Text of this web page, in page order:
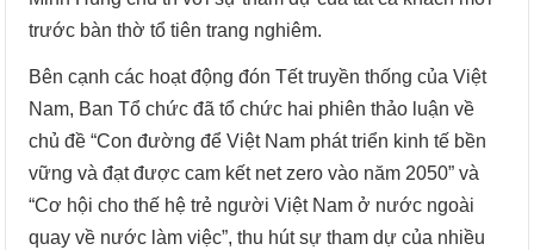
trước bàn thờ tổ tiên trang nghiêm.
Bên cạnh các hoạt động đón Tết truyền thống của Việt
Nam, Ban Tổ chức đã tổ chức hai phiên thảo luận về
chủ đề “Con đường để Việt Nam phát triển kinh tế bền
vững và đạt được cam kết net zero vào năm 2050” và
“Cơ hội cho thế hệ trẻ người Việt Nam ở nước ngoài
quay về nước làm việc”, thu hút sự tham dự của nhiều